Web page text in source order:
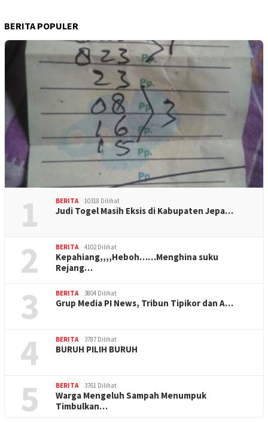
BERITA POPULER
1 BERITA 10318 Dilihat
Judi Togel Masih Eksis di Kabupaten Jepa…
2 BERITA 4102 Dilihat
Kepahiang,,,,Heboh……Menghina suku
Rejang…
3 BERITA 3804 Dilihat
Grup Media PI News, Tribun Tipikor dan A…
4 BERITA 3787 Dilihat
BURUH PILIH BURUH
5 BERITA 3761 Dilihat
Warga Mengeluh Sampah Menumpuk
Timbulkan…